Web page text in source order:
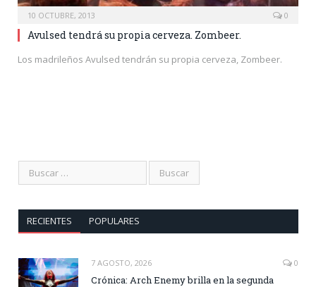
10 OCTUBRE, 2013 0
Avulsed tendrá su propia cerveza. Zombeer.
Los madrileños Avulsed tendrán su propia cerveza, Zombeer.
RECIENTES POPULARES
7 AGOSTO, 2026 0
Crónica: Arch Enemy brilla en la segunda